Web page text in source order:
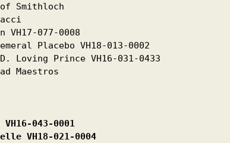
Smithloch
077-0008
Placebo VH18-013-0002
Loving Prince VH16-031-0433
Maestros
043-0001
VH18-021-0004